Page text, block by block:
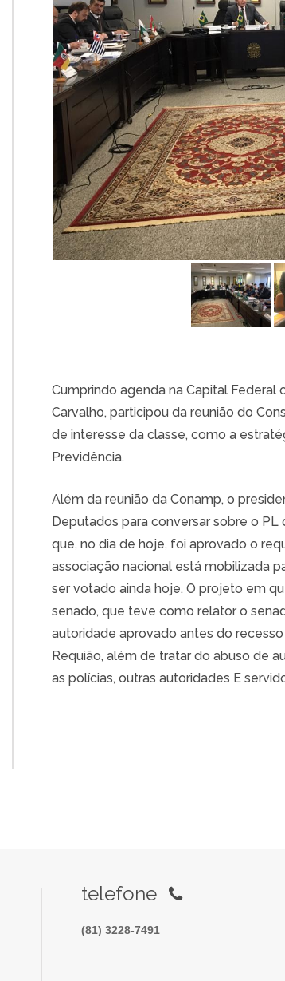
Cumprindo agenda na Capital Federal
Carvalho, participou da reunião do
de interesse da classe, como a
Previdência.
Além da reunião da Conamp, o
Deputados para conversar sobre o
que, no dia de hoje, foi aprovado o
associação nacional está mobilizada
ser votado ainda hoje. O projeto em
senado, que teve como relator o
autoridade aprovado antes do
Requião, além de tratar do abuso de
as polícias, outras autoridades E
telefone
(81) 3228-7491